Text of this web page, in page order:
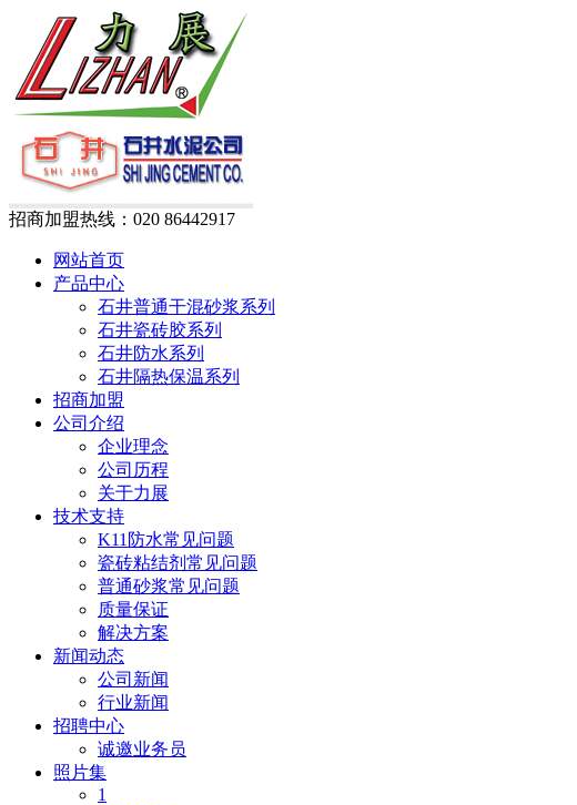
招商加盟热线： 020 86442917
网站首页
产品中心
石井普通干混砂浆系列
石井瓷砖胶系列
石井防水系列
石井隔热保温系列
招商加盟
公司介绍
企业理念
公司历程
关于力展
技术支持
K11防水常见问题
瓷砖粘结剂常见问题
普通砂浆常见问题
质量保证
解决方案
新闻动态
公司新闻
行业新闻
招聘中心
诚邀业务员
照片集
1